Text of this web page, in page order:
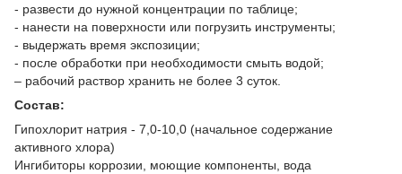
- развести до нужной концентрации по таблице;
- нанести на поверхности или погрузить инструменты;
- выдержать время экспозиции;
- после обработки при необходимости смыть водой;
– рабочий раствор хранить не более 3 суток.
Состав:
Гипохлорит натрия - 7,0-10,0 (начальное содержание
активного хлора)
Ингибиторы коррозии, моющие компоненты, вода